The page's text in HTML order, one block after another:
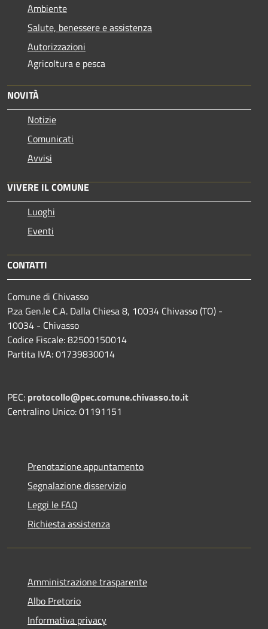
Ambiente
Salute, benessere e assistenza
Autorizzazioni
Agricoltura e pesca
NOVITÀ
Notizie
Comunicati
Avvisi
VIVERE IL COMUNE
Luoghi
Eventi
CONTATTI
Comune di Chivasso
P.za Gen.le C.A. Dalla Chiesa 8, 10034 Chivasso (TO) -
10034 - Chivasso
Codice Fiscale: 82500150014
Partita IVA: 01739830014
PEC: protocollo@pec.comune.chivasso.to.it
Centralino Unico: 01191151
Prenotazione appuntamento
Segnalazione disservizio
Leggi le FAQ
Richiesta assistenza
Amministrazione trasparente
Albo Pretorio
Informativa privacy